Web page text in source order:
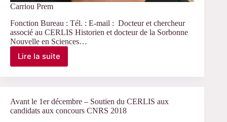
Carriou Prem
Fonction Bureau : Tél. : E-mail : Docteur et chercheur
associé au CERLIS Historien et docteur de la Sorbonne
Nouvelle en Sciences…
Lire la suite
Carriou
Avant le 1er décembre – Soutien du CERLIS aux
candidats aux concours CNRS 2018